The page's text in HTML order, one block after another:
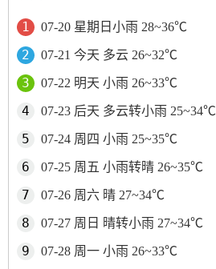
07-20 星期日小雨 28~36℃
07-21 今天 多云 26~32℃
07-22 明天 小雨 26~33℃
07-23 后天 多云转小雨 25~34℃
07-24 周四 小雨 25~35℃
07-25 周五 小雨转晴 26~35℃
07-26 周六 晴 27~34℃
07-27 周日 晴转小雨 27~34℃
07-28 周一 小雨 26~33℃